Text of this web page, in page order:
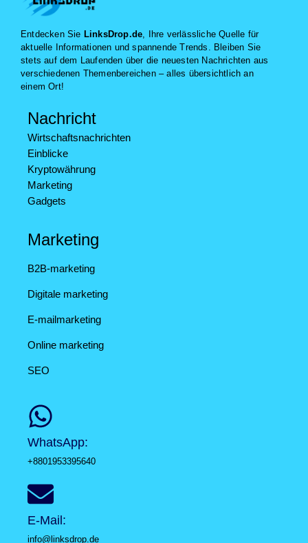
Entdecken Sie LinksDrop.de, Ihre verlässliche Quelle für
aktuelle Informationen und spannende Trends. Bleiben Sie
stets auf dem Laufenden über die neuesten Nachrichten aus
verschiedenen Themenbereichen – alles übersichtlich an
einem Ort!
Nachricht
Wirtschaftsnachrichten
Einblicke
Kryptowährung
Marketing
Gadgets
Marketing
B2B-marketing
Digitale marketing
E-mailmarketing
Online marketing
SEO
WhatsApp:
+8801953395640
E-Mail:
info@linksdrop.de